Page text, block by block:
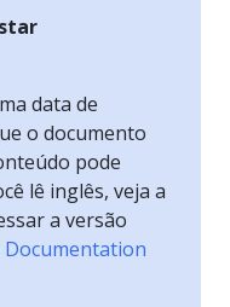
data de
o documento
pode
lê inglês, veja a
a versão
Documentation